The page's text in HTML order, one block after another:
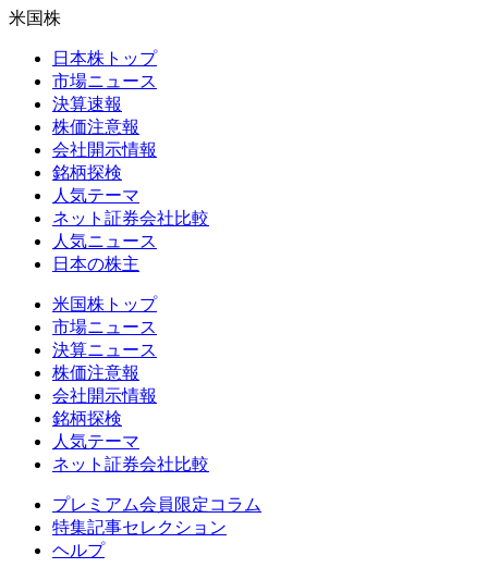
米国株
日本株トップ
市場ニュース
決算速報
株価注意報
会社開示情報
銘柄探検
人気テーマ
ネット証券会社比較
人気ニュース
日本の株主
米国株トップ
市場ニュース
決算ニュース
株価注意報
会社開示情報
銘柄探検
人気テーマ
ネット証券会社比較
プレミアム会員限定コラム
特集記事セレクション
ヘルプ